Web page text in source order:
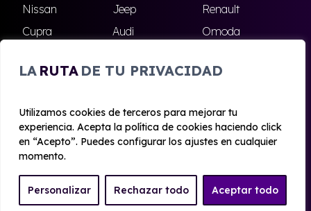
LA RUTA DE TU PRIVACIDAD
Utilizamos cookies de terceros para mejorar tu
experiencia. Acepta la política de cookies haciendo click
en “Acepto”. Puedes configurar los ajustes en cualquier
momento.
Personalizar Rechazar todo Aceptar todo
Nissan
Jeep
Renault
Cupra
Audi
Omoda
Skoda
Ford Todas las marcas
© 2020 - 2026 Alhambra Renting
Aviso legal y Privacidad